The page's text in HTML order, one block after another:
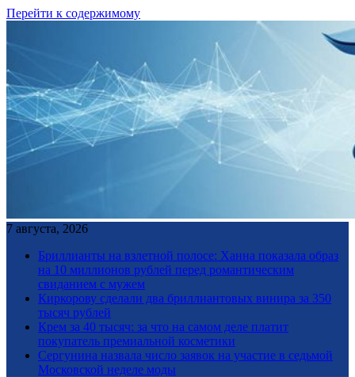
Перейти к содержимому
7 августа, 2026
Бриллианты на взлетной полосе: Ханна показала образ
на 10 миллионов рублей перед романтическим
свиданием с мужем
Киркорову сделали два бриллиантовых винира за 350
тысяч рублей
Крем за 40 тысяч: за что на самом деле платит
покупатель премиальной косметики
Сергунина назвала число заявок на участие в седьмой
Московской неделе моды